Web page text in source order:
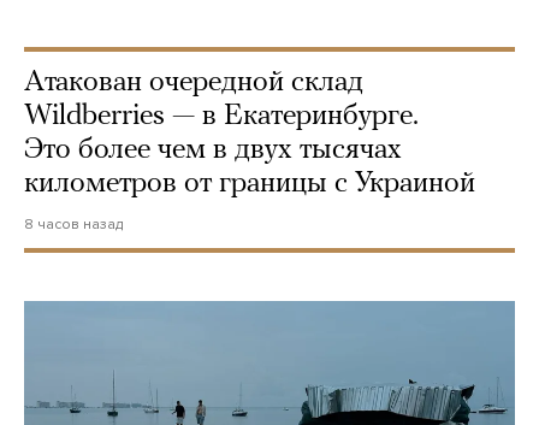
Атакован очередной склад
Wildberries — в Екатеринбурге.
Это более чем в двух тысячах
километров от границы с Украиной
8 часов назад